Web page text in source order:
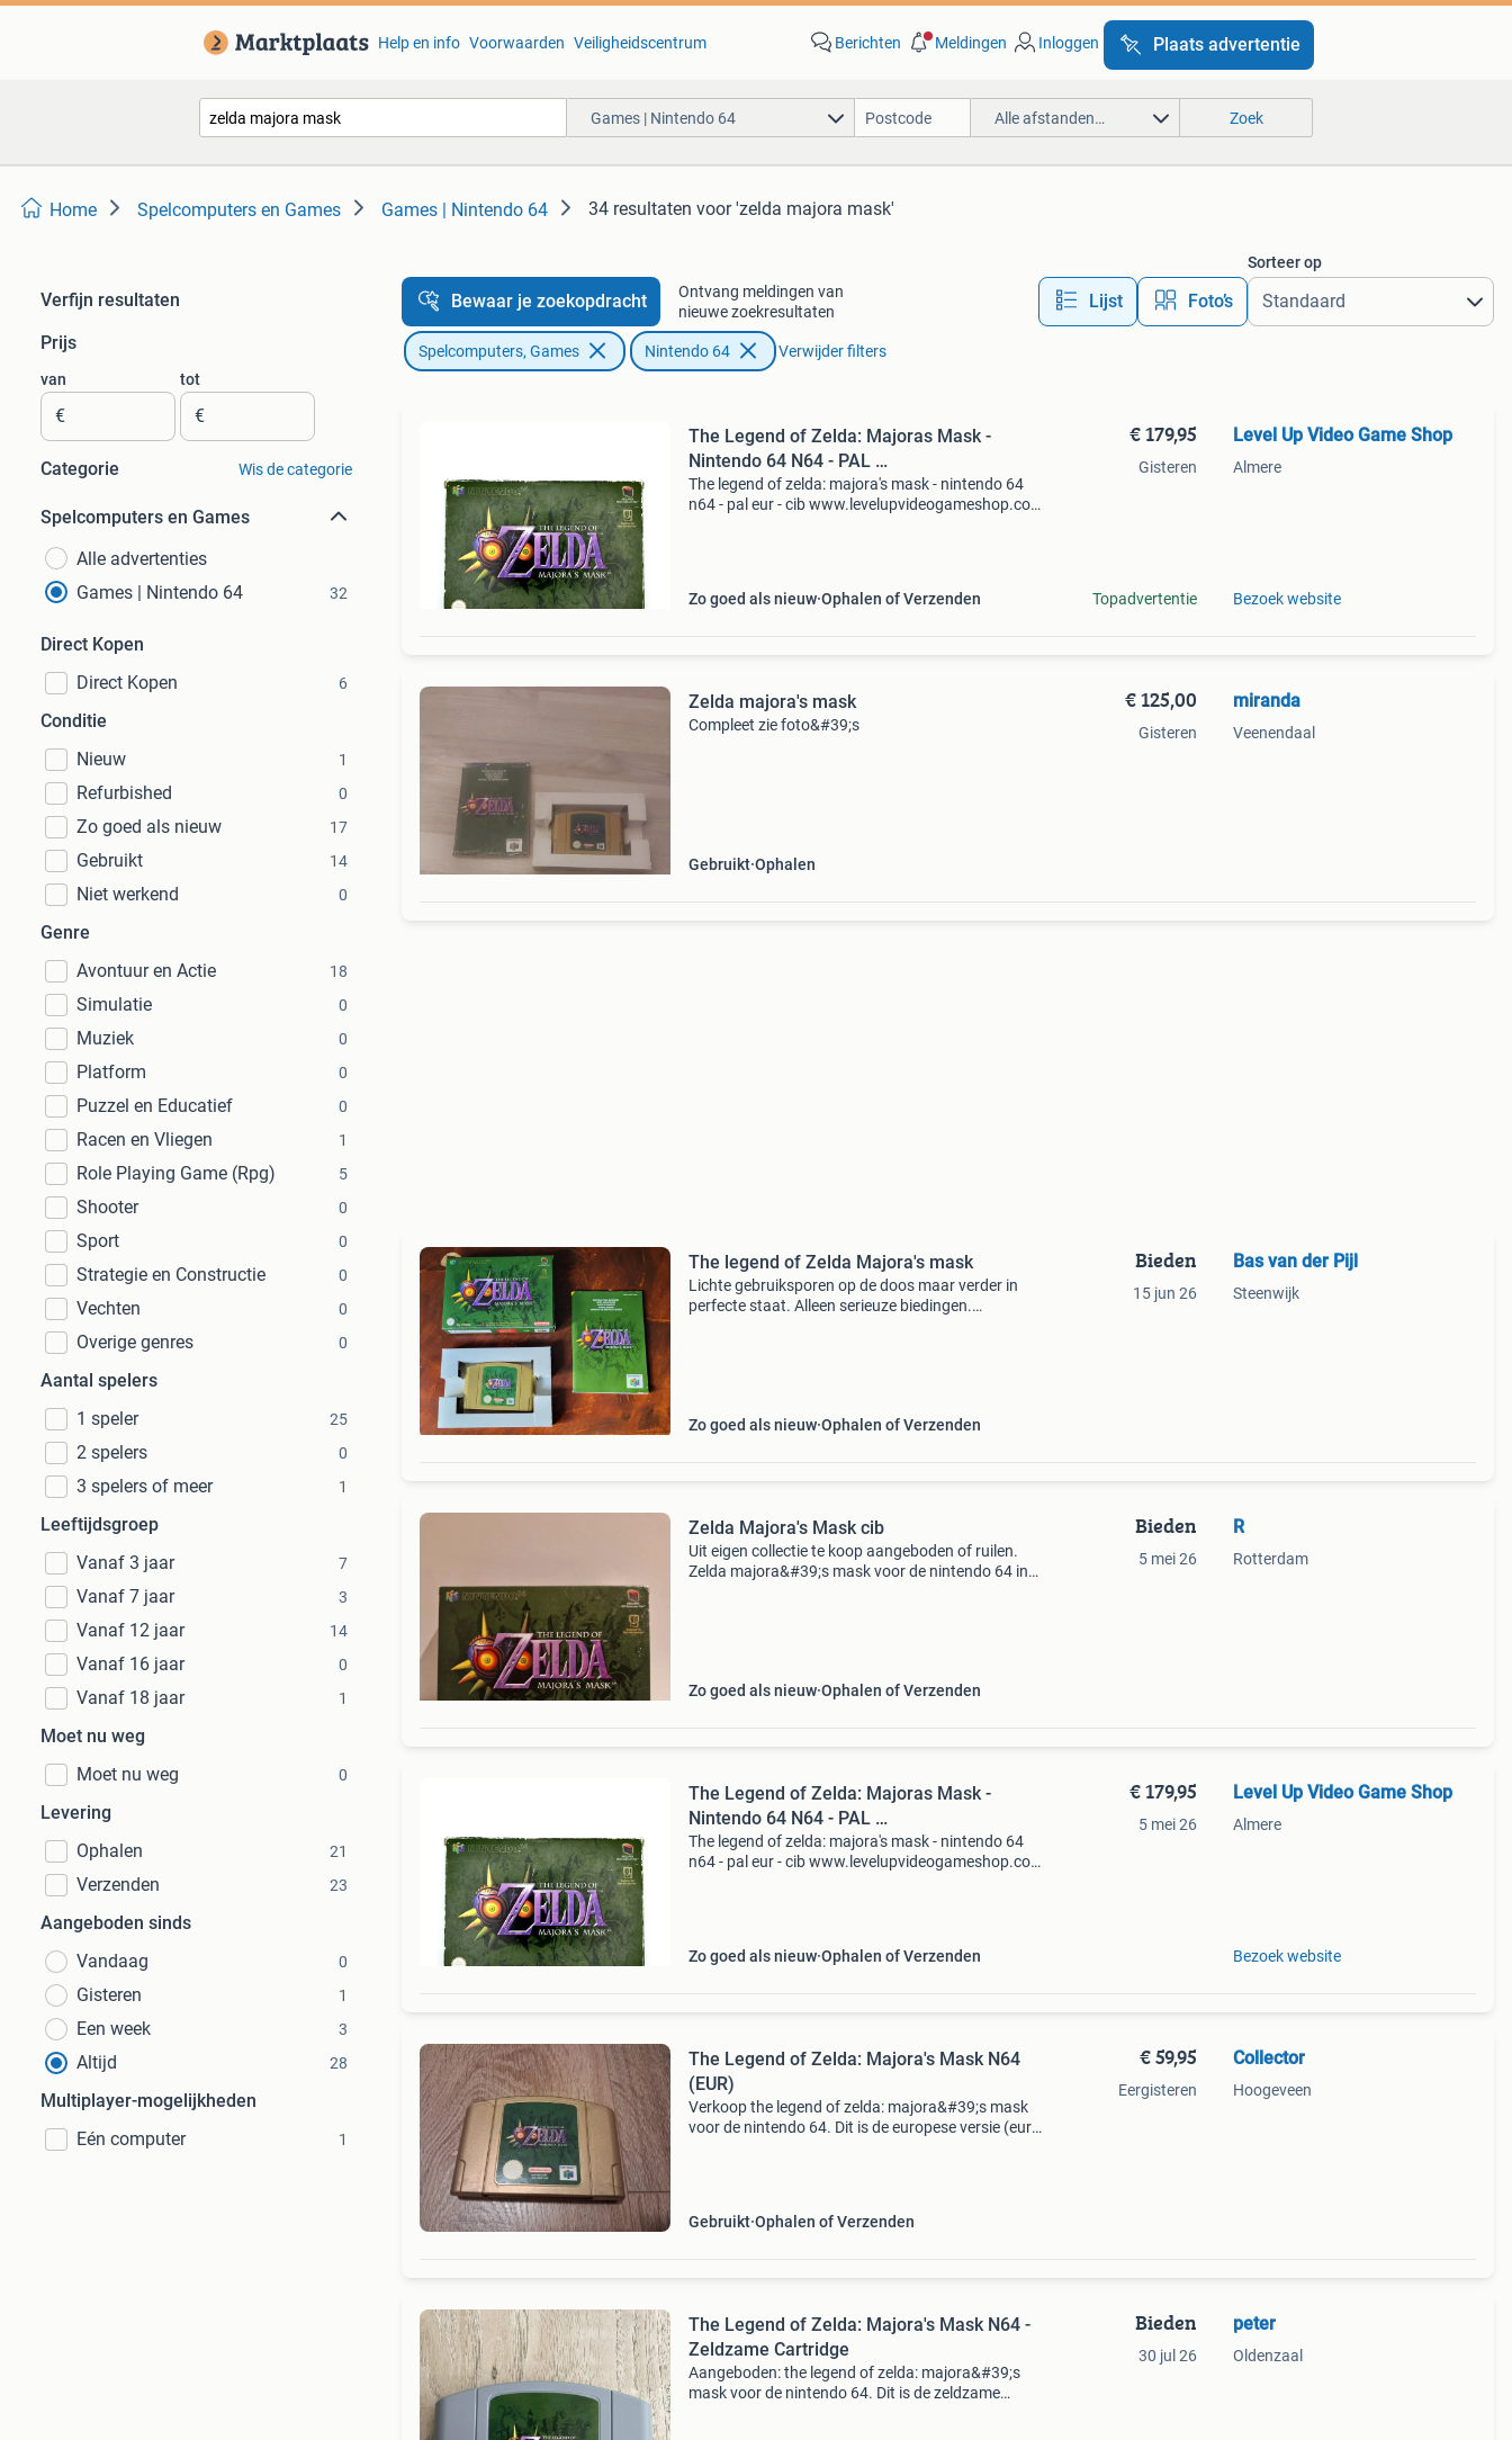
Help en info Voorwaarden Veiligheidscentrum Berichten Meldingen Inloggen Plaats advertentie
Games | Nintendo 64 Alle afstanden… Zoek
Home Spelcomputers en Games Games | Nintendo 64 34 resultaten voor 'zelda majora mask'
Verfijn resultaten
Prijs
van
€
tot
€
Categorie Wis de categorie
Spelcomputers en Games
Alle advertenties
Games | Nintendo 64
32
Direct Kopen
Direct Kopen
6
Conditie
Nieuw
1
Refurbished 0
Zo goed als nieuw 17
Gebruikt 14
Niet werkend 0
Genre
Avontuur en Actie
18
Simulatie 0
Muziek 0
Platform 0
Puzzel en Educatief 0
Racen en Vliegen 1
Role Playing Game (Rpg) 5
Shooter 0
Sport 0
Strategie en Constructie 0
Vechten 0
Overige genres 0
Aantal spelers
1 speler
25
2 spelers 0
3 spelers of meer 1
Leeftijdsgroep
Vanaf 3 jaar
7
Vanaf 7 jaar 3
Vanaf 12 jaar 14
Vanaf 16 jaar 0
Vanaf 18 jaar 1
Moet nu weg
Moet nu weg
0
Levering
Ophalen
21
Verzenden 23
Aangeboden sinds
Vandaag
0
Gisteren 1
Een week 3
Altijd 28
Multiplayer-mogelijkheden
Eén computer
1
Bewaar je zoekopdracht
Ontvang meldingen van
nieuwe zoekresultaten
Lijst Foto’s
Sorteer op
Spelcomputers, Games Nintendo 64 Verwijder filters
The Legend of Zelda: Majoras Mask -
Nintendo 64 N64 - PAL …
The legend of zelda: majora's mask - nintendo 64
n64 - pal eur - cib www.levelupvideogameshop.com
Zo goed als nieuw Ophalen of Verzenden
€ 179,95
Gisteren
Topadvertentie
Level Up Video Game Shop
Almere
Bezoek website
Zelda majora's mask
Compleet zie foto&#39;s
Gebruikt Ophalen
€ 125,00
Gisteren
miranda
Veenendaal
The legend of Zelda Majora's mask
Lichte gebruiksporen op de doos maar verder in
perfecte staat. Alleen serieuze biedingen.
Zo goed als nieuw Ophalen of Verzenden
Bieden
15 jun 26
Bas van der Pijl
Steenwijk
Zelda Majora's Mask cib
Uit eigen collectie te koop aangeboden of ruilen.
Zelda majora&#39;s mask voor de nintendo 64 in
Zo goed als nieuw Ophalen of Verzenden
Bieden
5 mei 26
R
Rotterdam
The Legend of Zelda: Majoras Mask -
Nintendo 64 N64 - PAL …
The legend of zelda: majora's mask - nintendo 64
n64 - pal eur - cib www.levelupvideogameshop.com
Zo goed als nieuw Ophalen of Verzenden
€ 179,95
5 mei 26
Level Up Video Game Shop
Almere
Bezoek website
The Legend of Zelda: Majora's Mask N64
(EUR)
Verkoop the legend of zelda: majora&#39;s mask
voor de nintendo 64. Dit is de europese versie (eur)
Gebruikt Ophalen of Verzenden
€ 59,95
Eergisteren
Collector
Hoogeveen
The Legend of Zelda: Majora's Mask N64 -
Zeldzame Cartridge
Aangeboden: the legend of zelda: majora&#39;s
mask voor de nintendo 64. Dit is de zeldzame
Bieden
30 jul 26
peter
Oldenzaal